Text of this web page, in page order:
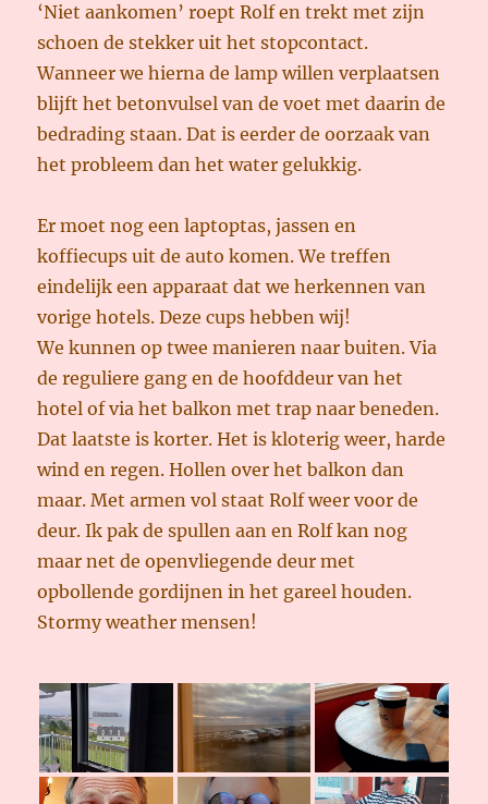
‘Niet aankomen’ roept Rolf en trekt met zijn
schoen de stekker uit het stopcontact.
Wanneer we hierna de lamp willen verplaatsen
blijft het betonvulsel van de voet met daarin de
bedrading staan. Dat is eerder de oorzaak van
het probleem dan het water gelukkig.
Er moet nog een laptoptas, jassen en
koffiecups uit de auto komen. We treffen
eindelijk een apparaat dat we herkennen van
vorige hotels. Deze cups hebben wij!
We kunnen op twee manieren naar buiten. Via
de reguliere gang en de hoofddeur van het
hotel of via het balkon met trap naar beneden.
Dat laatste is korter. Het is kloterig weer, harde
wind en regen. Hollen over het balkon dan
maar. Met armen vol staat Rolf weer voor de
deur. Ik pak de spullen aan en Rolf kan nog
maar net de openvliegende deur met
opbollende gordijnen in het gareel houden.
Stormy weather mensen!